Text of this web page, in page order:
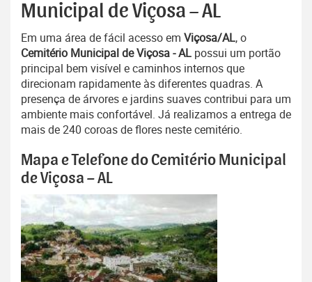
Municipal de Viçosa – AL
Em uma área de fácil acesso em Viçosa/AL, o
Cemitério Municipal de Viçosa - AL possui um portão
principal bem visível e caminhos internos que
direcionam rapidamente às diferentes quadras. A
presença de árvores e jardins suaves contribui para um
ambiente mais confortável. Já realizamos a entrega de
mais de 240 coroas de flores neste cemitério.
Mapa e Telefone do Cemitério Municipal
de Viçosa – AL